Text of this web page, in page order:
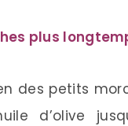
plus
des petits
d’olive